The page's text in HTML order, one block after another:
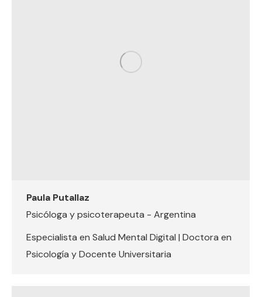
Paula Putallaz
Psicóloga y psicoterapeuta - Argentina
Especialista en Salud Mental Digital | Doctora en
Psicología y Docente Universitaria